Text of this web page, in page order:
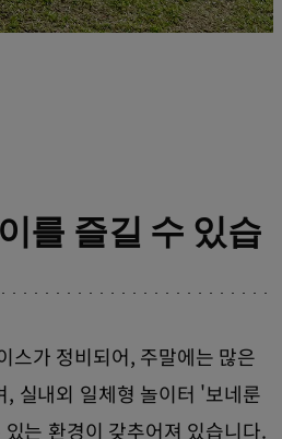
를 즐길 수 있습
스가 정비되어, 주말에는 많은
실내외 일체형 놀이터 '보네룬
는 환경이 갖추어져 있습니다.